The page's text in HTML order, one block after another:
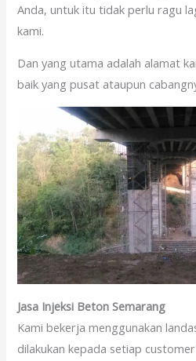
Anda, untuk itu tidak perlu ragu
kami.
Dan yang utama adalah alamat
baik yang pusat ataupun
Jasa Injeksi Beton Semarang
Kami bekerja menggunakan
dilakukan kepada setiap customer